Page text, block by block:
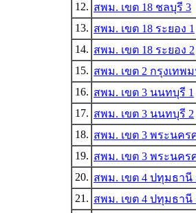
12. สพม. เขต 18 ชลบุรี 3
13. สพม. เขต 18 ระยอง 1
14. สพม. เขต 18 ระยอง 2
15. สพม. เขต 2 กรุงเทพ
16. สพม. เขต 3 นนทบุรี 1
17. สพม. เขต 3 นนทบุรี 2
18. สพม. เขต 3 พระนคร
19. สพม. เขต 3 พระนคร
20. สพม. เขต 4 ปทุมธานี
21. สพม. เขต 4 ปทุมธานี